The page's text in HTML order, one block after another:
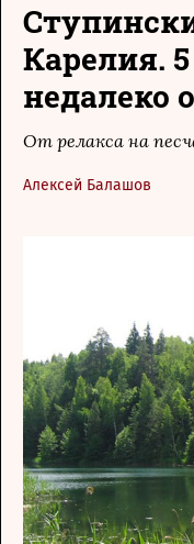
Карелия.
недалеко
От релакса на
Алексей Балашов